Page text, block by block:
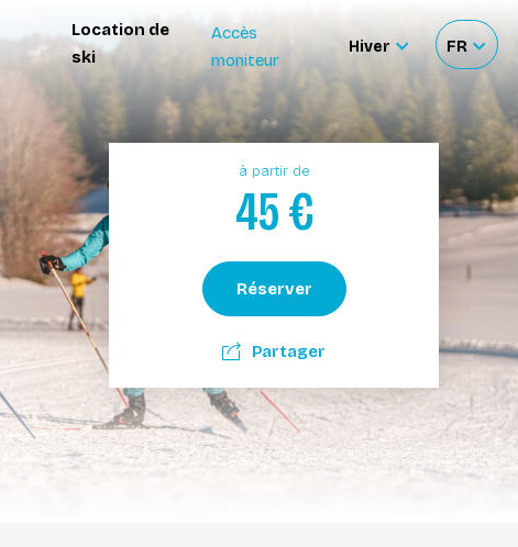
Location de
ski
Accès
moniteur
Hiver
Sélectionner
site
FR
votre
langue
à partir de
45€
Réserver
Partager